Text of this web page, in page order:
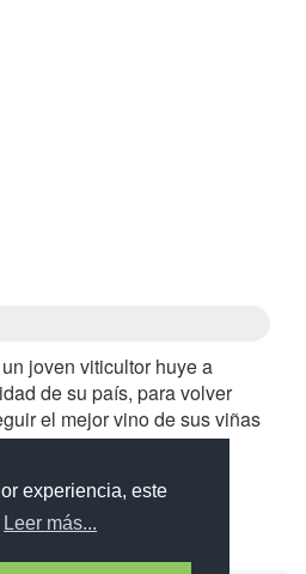
experiencia, este
Leer más...
joven viticultor huye a
de su país, para volver
el mejor vino de sus viñas